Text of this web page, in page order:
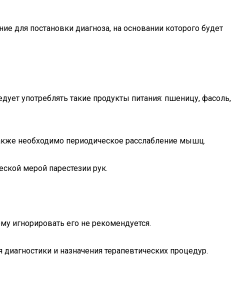
для постановки диагноза, на основании которого будет
употреблять такие продукты питания: пшеницу, фасоль,
необходимо периодическое расслабление мышц.
мерой парестезии рук.
игнорировать его не рекомендуется.
и назначения терапевтических процедур.